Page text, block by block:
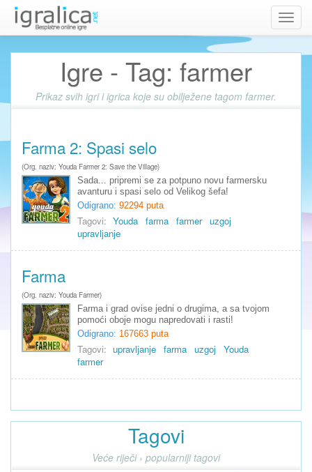
Igre - Tag: farmer
Prikaz svih igri i igrica koje su obilježene tagom farmer.
Farma 2: Spasi selo
(Org. naziv: Youda Farmer 2: Save the Village)
Sada... pripremi se za potpuno novu farmersku
avanturu i spasi selo od Velikog šefa!
Odigrano: 92294 puta
Tagovi: Youda farma farmer uzgoj
upravljanje
Farma
(Org. naziv: Youda Farmer)
Farma i grad ovise jedni o drugima, a sa tvojom
pomoći oboje mogu napredovati i rasti!
Odigrano: 167663 puta
Tagovi: upravljanje farma uzgoj Youda
farmer
Tagovi
Veće riječi › popularniji tagovi